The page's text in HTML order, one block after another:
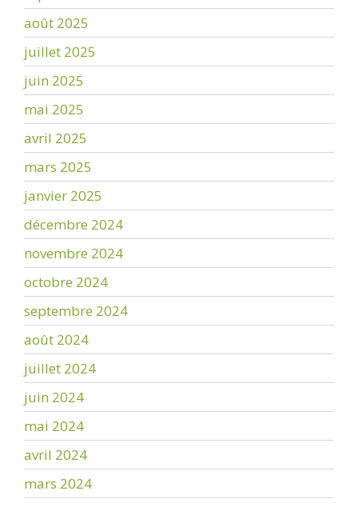
août 2025
juillet 2025
juin 2025
mai 2025
avril 2025
mars 2025
janvier 2025
décembre 2024
novembre 2024
octobre 2024
septembre 2024
août 2024
juillet 2024
juin 2024
mai 2024
avril 2024
mars 2024